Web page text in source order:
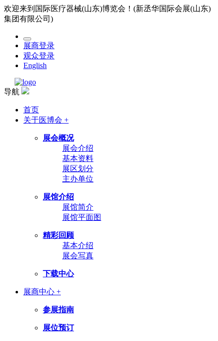
欢迎来到国际医疗器械(山东)博览会！(新丞华国际会展(山东)
集团有限公司)
展商登录
观众登录
English
导航
首页
关于医博会 +
展会概况
展会介绍
基本资料
展区划分
主办单位
展馆介绍
展馆简介
展馆平面图
精彩回顾
基本介绍
展会写真
下载中心
展商中心 +
参展指南
展位预订